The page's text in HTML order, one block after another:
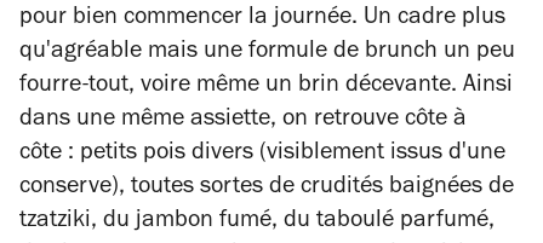
pour bien commencer la journée. Un cadre plus
qu'agréable mais une formule de brunch un peu
fourre-tout, voire même un brin décevante. Ainsi
dans une même assiette, on retrouve côte à
côte : petits pois divers (visiblement issus d'une
conserve), toutes sortes de crudités baignées de
tzatziki, du jambon fumé, du taboulé parfumé,